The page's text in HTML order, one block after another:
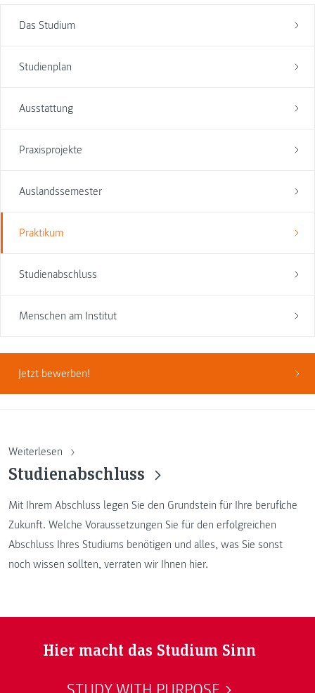
Das Studium
Studienplan
Ausstattung
Praxisprojekte
Auslandssemester
Praktikum
Studienabschluss
Menschen am Institut
Jetzt bewerben!
Weiterlesen
Studienabschluss
Mit Ihrem Abschluss legen Sie den Grundstein für Ihre berufliche
Zukunft. Welche Voraussetzungen Sie für den erfolgreichen
Abschluss Ihres Studiums benötigen und alles, was Sie sonst
noch wissen sollten, verraten wir Ihnen hier.
Hier macht das Studium Sinn